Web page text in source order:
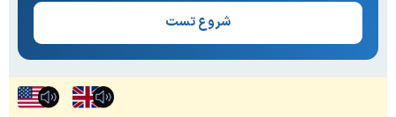
شروع تست